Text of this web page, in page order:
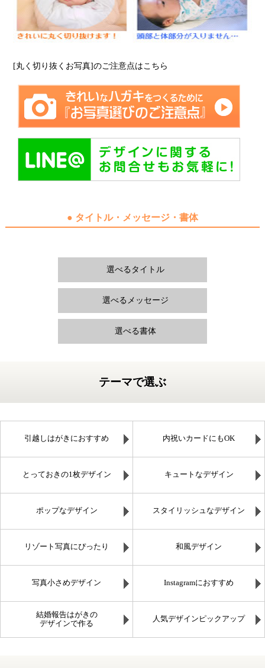
[丸く切り抜くお写真]のご注意点はこちら
● タイトル・メッセージ・書体
選べるタイトル
選べるメッセージ
選べる書体
テーマで選ぶ
引越しはがきにおすすめ 内祝いカードにもOK
とっておきの1枚デザイン キュートなデザイン
ポップなデザイン スタイリッシュなデザイン
リゾート写真にぴったり 和風デザイン
写真小さめデザイン Instagramにおすすめ
結婚報告はがきの
デザインで作る
人気デザインピックアップ